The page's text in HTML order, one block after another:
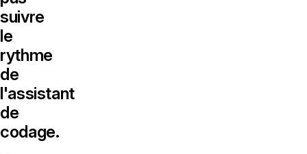
suivre
le
rythme
de
l'assistant
de
codage.